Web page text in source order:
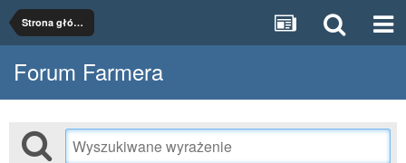
Strona główna
Forum Farmera